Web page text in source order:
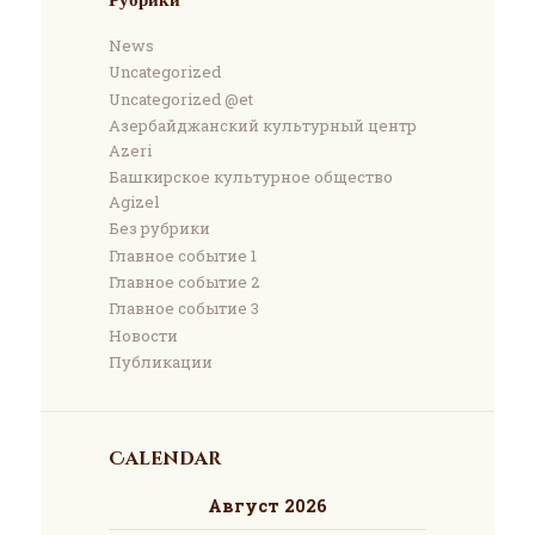
News
Uncategorized
Uncategorized @et
Азербайджанский культурный центр
Azeri
Башкирское культурное общество
Agizel
Без рубрики
Главное событие 1
Главное событие 2
Главное событие 3
Новости
Публикации
Calendar
Август 2026